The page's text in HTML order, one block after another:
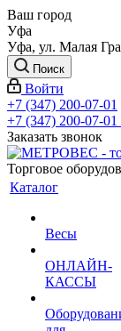
Ваш город
Уфа
Уфа, ул. Малая
Поиск
Войти
+7 (347) 200-07-01
+7 (347) 200-07-01
Заказать звонок
Торговое
Каталог
Весы
ОНЛАЙН-
КАССЫ